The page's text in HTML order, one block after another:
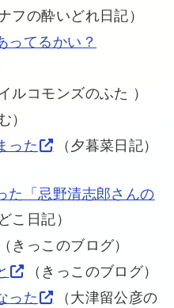
フの酔いどれ日記）
ってるかい？
イルコモンズのふた ）
）
った （夕暮菜日記）
た「忌野清志郎さんの
こ日記）
（きっこのブログ）
（きっこのブログ）
った
（大津留公彦の